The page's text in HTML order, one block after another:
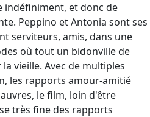
et donc de
Peppino et Antonia sont ses
serviteurs, amis, dans une
où tout un bidonville de
vieille. Avec de multiples
les rapports amour-amitié
le film, loin d'être
très fine des rapports